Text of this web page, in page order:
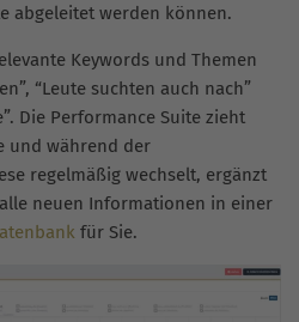
abgeleitet werden können.
Keywords und Themen
“Leute suchten auch nach”
Die Performance Suite zieht
und während der
regelmäßig wechselt, ergänzt
alle neuen Informationen in einer
für Sie.